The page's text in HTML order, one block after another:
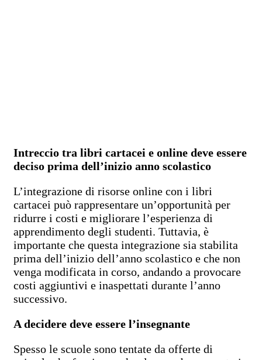
Intreccio tra libri cartacei e online deve essere
deciso prima dell’inizio anno scolastico
L’integrazione di risorse online con i libri
cartacei può rappresentare un’opportunità per
ridurre i costi e migliorare l’esperienza di
apprendimento degli studenti. Tuttavia, è
importante che questa integrazione sia stabilita
prima dell’inizio dell’anno scolastico e che non
venga modificata in corso, andando a provocare
costi aggiuntivi e inaspettati durante l’anno
successivo.
A decidere deve essere l’insegnante
Spesso le scuole sono tentate da offerte di